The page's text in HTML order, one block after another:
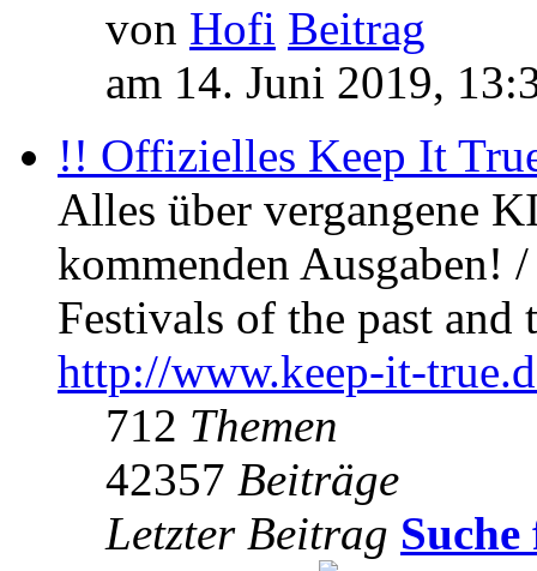
von Hofi
am 14. Juni 2019,
!! Offizielles Keep It
Alles über vergangene
kommenden Ausgaben!
Festivals of the past
http://www.keep-it-
712 Themen
42357 Beiträge
Letzter Beitrag